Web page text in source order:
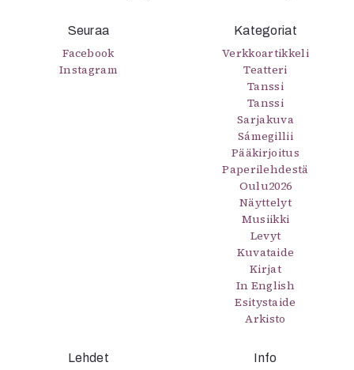
Seuraa
Facebook
Instagram
Kategoriat
Verkkoartikkeli
Teatteri
Tanssi
Tanssi
Sarjakuva
Sámegillii
Pääkirjoitus
Paperilehdestä
Oulu2026
Näyttelyt
Musiikki
Levyt
Kuvataide
Kirjat
In English
Esitystaide
Arkisto
Lehdet Info